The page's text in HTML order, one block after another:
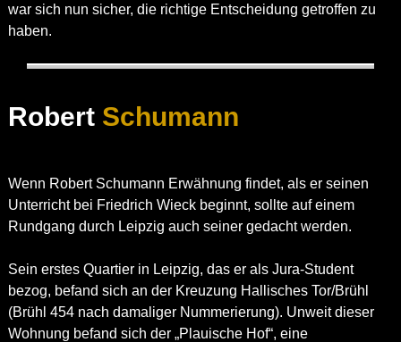
war sich nun sicher, die richtige Entscheidung getroffen zu
haben.
Robert Schumann
Wenn Robert Schumann Erwähnung findet, als er seinen
Unterricht bei Friedrich Wieck beginnt, sollte auf einem
Rundgang durch Leipzig auch seiner gedacht werden.
Sein erstes Quartier in Leipzig, das er als Jura-Student
bezog, befand sich an der Kreuzung Hallisches Tor/Brühl
(Brühl 454 nach damaliger Nummerierung). Unweit dieser
Wohnung befand sich der „Plauische Hof“, eine